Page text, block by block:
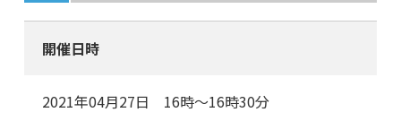
開催日時
2021年04月27日 16時～16時30分